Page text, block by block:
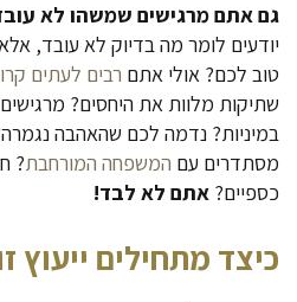
גם אתם מרגישים שמשהו לא
יודעים לומר מה בדיוק לא עובד,
טוב לכם? אולי אתם רבים לעתים
שתיקות מלוות את היחסים?
במיניות? נדמה לכם שהאהבה
מסתדרים עם המשפחה המורחבת?
כספיים? אתם לא לבד!
כיצד מתחילים ייעוץ